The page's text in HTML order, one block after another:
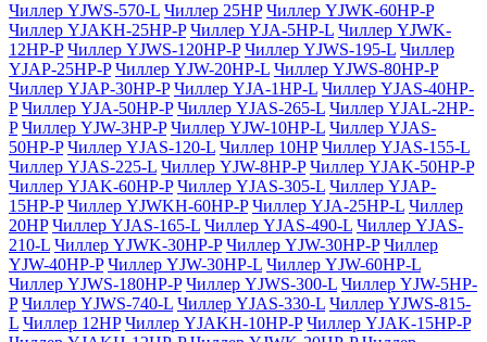
Чиллер YJWS-570-L Чиллер 25HP Чиллер YJWK-60HP-P
Чиллер YJAKH-25HP-P Чиллер YJA-5HP-L Чиллер YJWK-
12HP-P Чиллер YJWS-120HP-P Чиллер YJWS-195-L Чиллер
YJAP-25HP-P Чиллер YJW-20HP-L Чиллер YJWS-80HP-P
Чиллер YJAP-30HP-P Чиллер YJA-1HP-L Чиллер YJAS-40HP-
P Чиллер YJA-50HP-P Чиллер YJAS-265-L Чиллер YJAL-2HP-
P Чиллер YJW-3HP-P Чиллер YJW-10HP-L Чиллер YJAS-
50HP-P Чиллер YJAS-120-L Чиллер 10HP Чиллер YJAS-155-L
Чиллер YJAS-225-L Чиллер YJW-8HP-P Чиллер YJAK-50HP-P
Чиллер YJAK-60HP-P Чиллер YJAS-305-L Чиллер YJAP-
15HP-P Чиллер YJWKH-60HP-P Чиллер YJA-25HP-L Чиллер
20HP Чиллер YJAS-165-L Чиллер YJAS-490-L Чиллер YJAS-
210-L Чиллер YJWK-30HP-P Чиллер YJW-30HP-P Чиллер
YJW-40HP-P Чиллер YJW-30HP-L Чиллер YJW-60HP-L
Чиллер YJWS-180HP-P Чиллер YJWS-300-L Чиллер YJW-5HP-
P Чиллер YJWS-740-L Чиллер YJAS-330-L Чиллер YJWS-815-
L Чиллер 12HP Чиллер YJAKH-10HP-P Чиллер YJAK-15HP-P